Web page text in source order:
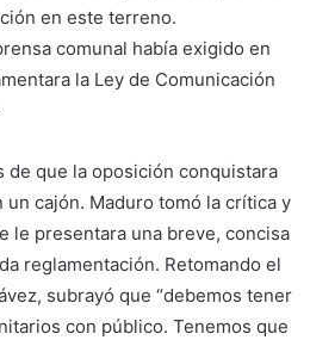
en este terreno.
comunal había exigido en
la Ley de Comunicación
de que la oposición conquistara
un cajón. Maduro tomó la crítica y
le presentara una breve, concisa
reglamentación. Retomando el
subrayó que “debemos tener
con público. Tenemos que